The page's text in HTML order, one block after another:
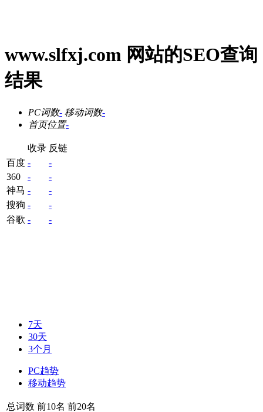
www.slfxj.com 网站的SEO查询
结果
PC词数- 移动词数-
首页位置-
收录 反链
百度 -
-
360
-
-
神马 -
-
搜狗 -
-
谷歌 - -
7天
30天
3个月
PC趋势
移动趋势
总词数 前10名 前20名